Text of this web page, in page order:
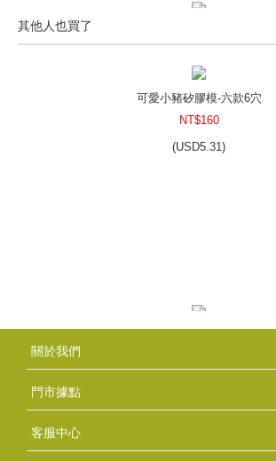
USD7.47)
其他人也買了
可愛小豬矽膠模-六款6穴
NT$160
(USD5.31)
關於我們
公司簡介
品牌故事
最新消息
隱私權聲明
版權聲明
門市據點
總部
北區
中區
南區
東區
海外
客服中心